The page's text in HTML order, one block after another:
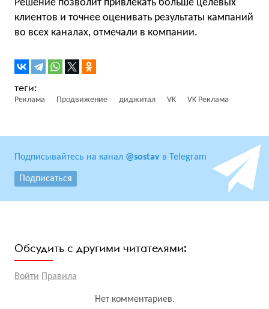
Решение позволит привлекать больше целевых
клиентов и точнее оценивать результаты кампаний
во всех каналах, отмечали в компании.
Реклама Продвижение диджитал VK VK Реклама
Подписывайтесь на канал @sostav в Telegram
Подписаться
Обсудить с другими читателями:
Войти Правила
Нет комментариев.